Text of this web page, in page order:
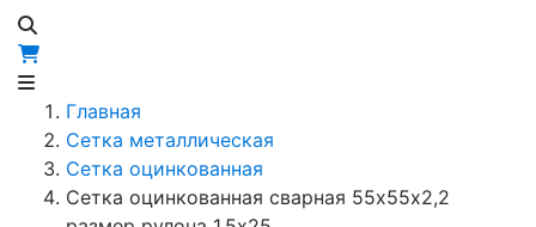
Главная
Сетка металлическая
Сетка оцинкованная
Сетка оцинкованная сварная 55х55х2,2